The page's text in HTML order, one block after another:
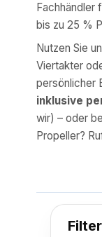
Fachhändler
bis zu 25 %
Nutzen Sie
Viertakter
persönlicher
inklusive
wir) – oder
Propeller?
Filter